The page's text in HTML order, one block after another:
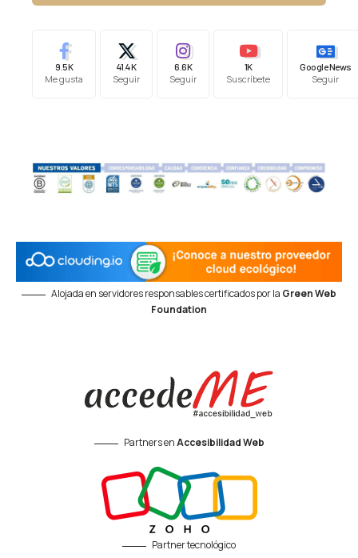
9.5K
Me gusta
41.4K
Seguir
6.6K
Seguir
1K
Suscríbete
Google News
Seguir
Alojada en servidores responsables certificados por la Green Web
Foundation
Partners enAccesibilidad Web
Partner tecnológico